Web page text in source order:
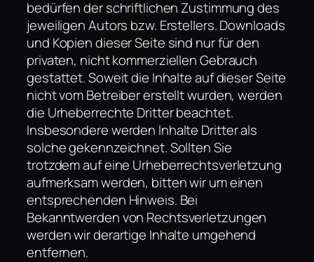
bedürfen der schriftlichen Zustimmung des
jeweiligen Autors bzw. Erstellers. Downloads
und Kopien dieser Seite sind nur für den
privaten, nicht kommerziellen Gebrauch
gestattet. Soweit die Inhalte auf dieser Seite
nicht vom Betreiber erstellt wurden, werden
die Urheberrechte Dritter beachtet.
Insbesondere werden Inhalte Dritter als
solche gekennzeichnet. Sollten Sie
trotzdem auf eine Urheberrechtsverletzung
aufmerksam werden, bitten wir um einen
entsprechenden Hinweis. Bei
Bekanntwerden von Rechtsverletzungen
werden wir derartige Inhalte umgehend
entfernen.